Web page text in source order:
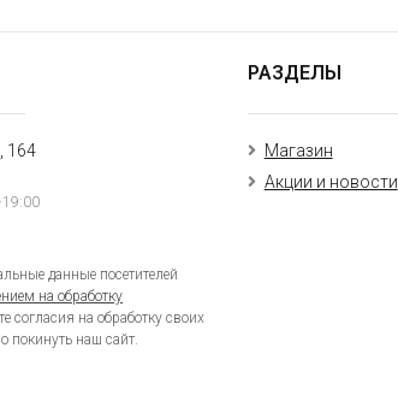
164
данные посетителей
на обработку
согласия на обработку своих
покинуть наш сайт.
РАЗДЕЛЫ
Магазин
Акции и новости